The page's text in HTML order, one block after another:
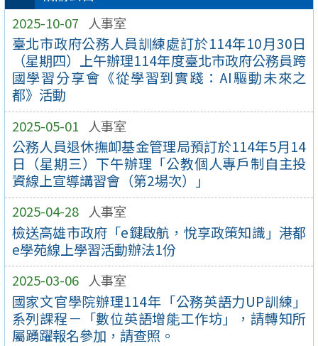
2025-10-07 人事室
臺北市政府公務人員訓練處訂於114年10月30日
（星期四）上午辦理114年度臺北市政府公務員跨
國學習分享會《從學習到實踐：AI驅動未來之
都》活動
2025-05-01 人事室
公務人員退休撫卹基金管理局預訂於114年5月14
日（星期三）下午辦理「公教個人專戶制自主投
資線上宣導講習會（第2場次）」
2025-04-28 人事室
檢送高雄市政府「e鍵啟航，悅享政策知識」港都
e學苑線上學習活動辦法1份
2025-03-06 人事室
國家文官學院辦理114年「公務英語力UP訓練」
系列課程－「數位英語增能工作坊」，請轉知所
屬踴躍報名參加，請查照。